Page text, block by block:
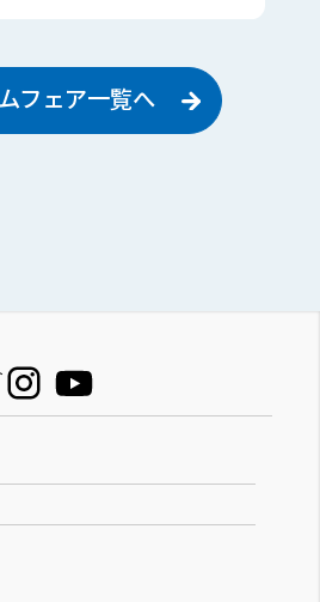
フェア一覧へ